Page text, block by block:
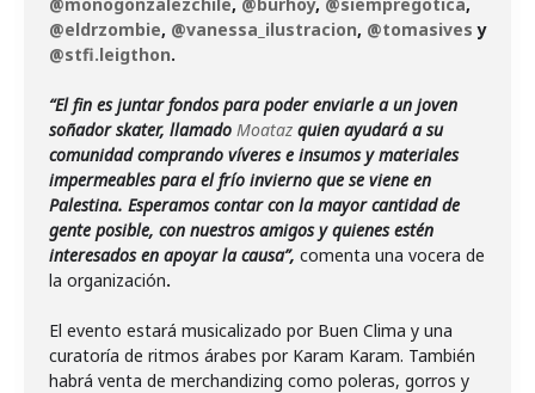
@eldrzombie, @vanessa_ilustracion, @tomasives y
@stfi.leigthon.
“El fin es juntar fondos para poder enviarle a un joven
soñador skater, llamado Moataz quien ayudará a su
comunidad comprando víveres e insumos y materiales
impermeables para el frío invierno que se viene en
Palestina. Esperamos contar con la mayor cantidad de
gente posible, con nuestros amigos y quienes estén
interesados en apoyar la causa”, comenta una vocera de
la organización.
El evento estará musicalizado por Buen Clima y una
curatoría de ritmos árabes por Karam Karam. También
habrá venta de merchandizing como poleras, gorros y